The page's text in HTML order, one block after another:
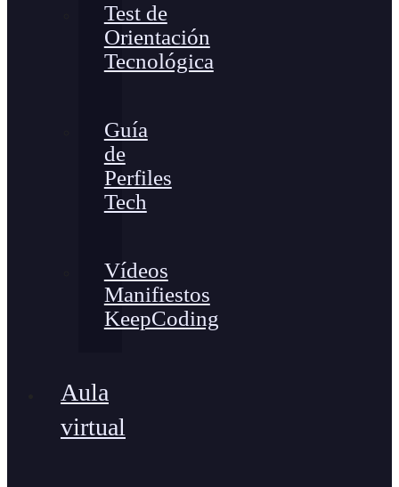
Test de
Orientación
Tecnológica
Guía
de
Perfiles
Tech
Vídeos
Manifiestos
KeepCoding
Aula
virtual